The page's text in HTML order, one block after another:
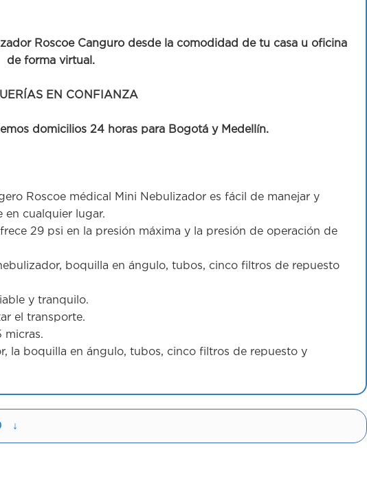
Roscoe Canguro desde la comodidad de tu casa u oficina
de forma virtual.
EN CONFIANZA
domicilios 24 horas para Bogotá y Medellín.
Roscoe médical Mini Nebulizador es fácil de manejar y
cualquier lugar.
29 psi en la presión máxima y la presión de operación de
boquilla en ángulo, tubos, cinco filtros de repuesto
y tranquilo.
el transporte.
micras.
la boquilla en ángulo, tubos, cinco filtros de repuesto y
↓